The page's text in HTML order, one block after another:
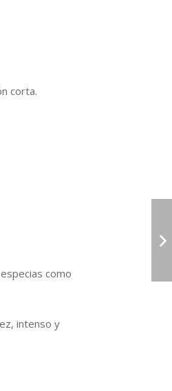
corta.
como
intenso y